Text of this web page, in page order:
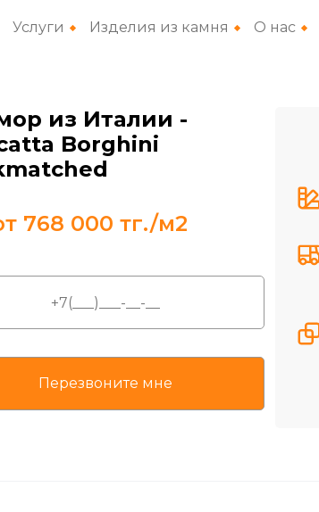
Услуги Изделия из камня О нас
из Италии -
Borghini
768 000 тг./м2